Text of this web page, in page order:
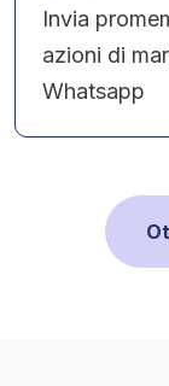
Invia
azioni di
Whatsapp